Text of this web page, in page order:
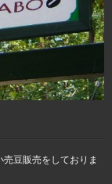
豆販売をしておりま